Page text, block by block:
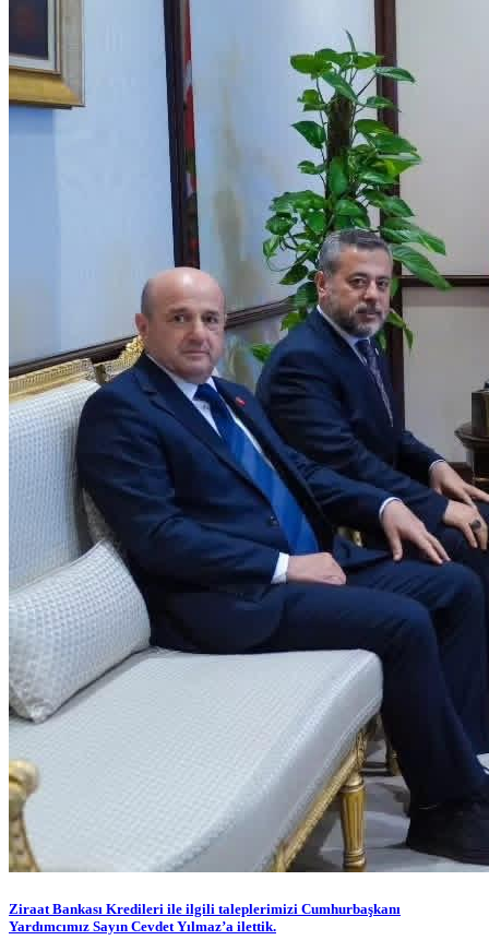
Ziraat Bankası Kredileri ile ilgili taleplerimizi Cumhurbaşkanı
Yardımcımız Sayın Cevdet Yılmaz’a ilettik.